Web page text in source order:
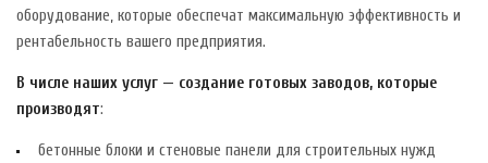
оборудование, которые обеспечат максимальную эффективность и
рентабельность вашего предприятия.
В числе наших услуг — создание готовых заводов, которые
производят:
бетонные блоки и стеновые панели для строительных нужд